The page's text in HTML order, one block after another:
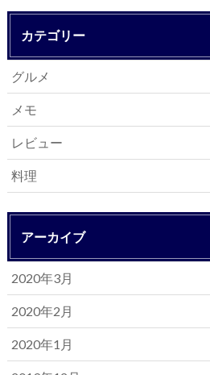
カテゴリー
グルメ
メモ
レビュー
料理
アーカイブ
2020年3月
2020年2月
2020年1月